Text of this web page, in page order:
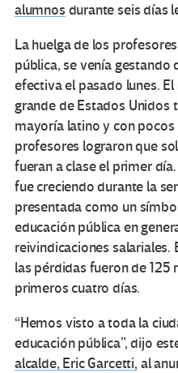
alumnos durante seis días
La huelga de los
pública, se venía gestando
efectiva el pasado lunes.
grande de Estados Unidos
mayoría latino y con pocos
profesores lograron que
fueran a clase el primer
fue creciendo durante la
presentada como un
educación pública en
reivindicaciones
las pérdidas fueron de 125
primeros cuatro días.
“Hemos visto a toda la
educación pública”, dijo
alcalde, Eric Garcetti, al